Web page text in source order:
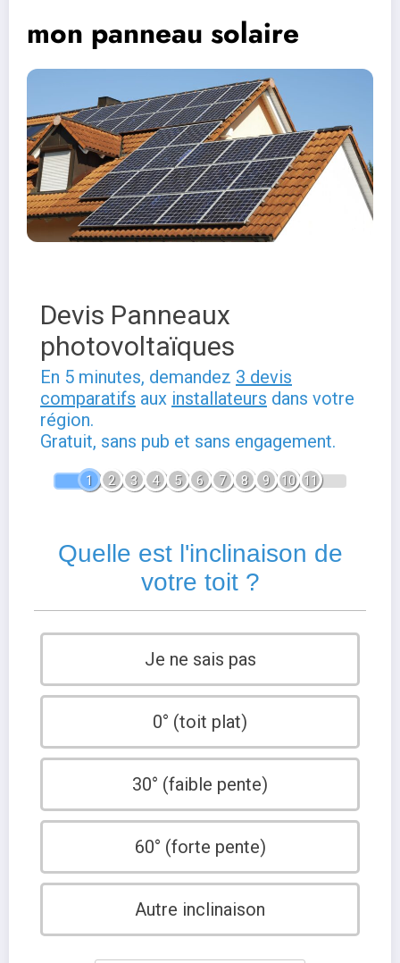
mon panneau solaire
Devis Panneaux
photovoltaïques
En 5 minutes, demandez 3 devis
comparatifs aux installateurs dans votre
région.
Gratuit, sans pub et sans engagement.
1 2 3 4 5 6 7 8 9 10 11
Quelle est l'inclinaison de
votre toit ?
Je ne sais pas
0° (toit plat)
30° (faible pente)
60° (forte pente)
Autre inclinaison